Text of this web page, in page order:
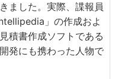
ました。実際、諜報員
」の作成およ
積書作成ソフトである
発にも携わった人物で